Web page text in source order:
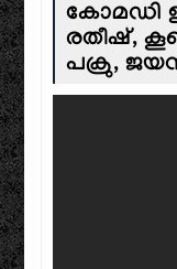
കോമഡി
രതീഷ്,
പക്രു,